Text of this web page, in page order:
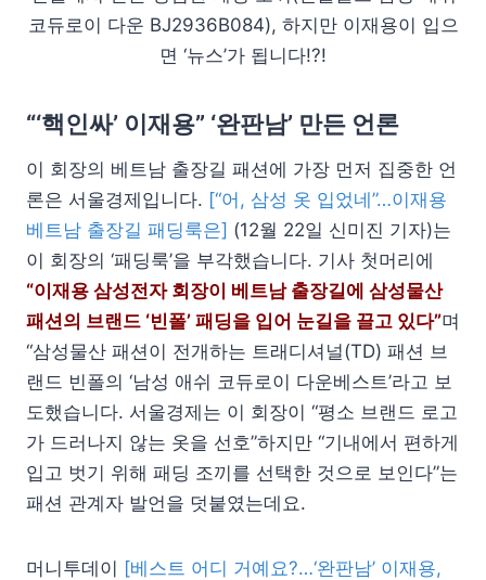
코듀로이 다운 BJ2936B084), 하지만 이재용이 입으
면 ‘뉴스’가 됩니다!?!
“‘핵인싸’ 이재용” ‘완판남’ 만든 언론
이 회장의 베트남 출장길 패션에 가장 먼저 집중한 언
론은 서울경제입니다. [“어, 삼성 옷 입었네”…이재용
베트남 출장길 패딩룩은] (12월 22일 신미진 기자)는
이 회장의 ‘패딩룩’을 부각했습니다. 기사 첫머리에
“이재용 삼성전자 회장이 베트남 출장길에 삼성물산
패션의 브랜드 ‘빈폴’ 패딩을 입어 눈길을 끌고 있다”며
“삼성물산 패션이 전개하는 트래디셔널(TD) 패션 브
랜드 빈폴의 ‘남성 애쉬 코듀로이 다운베스트’라고 보
도했습니다. 서울경제는 이 회장이 “평소 브랜드 로고
가 드러나지 않는 옷을 선호”하지만 “기내에서 편하게
입고 벗기 위해 패딩 조끼를 선택한 것으로 보인다”는
패션 관계자 발언을 덧붙였는데요.
머니투데이 [베스트 어디 거예요?…‘완판남’ 이재용,